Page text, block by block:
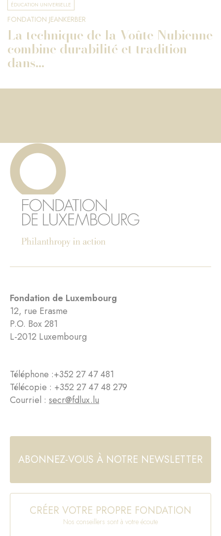
ÉDUCATION UNIVERSELLE
FONDATION JEANKERBER
La technique de la Voûte Nubienne
combine durabilité et tradition
dans...
Fondation de Luxembourg
12, rue Erasme
P.O. Box 281
L-2012 Luxembourg
Téléphone :+352 27 47 481
Télécopie : +352 27 47 48 279
Courriel : secr@fdlux.lu
ABONNEZ-VOUS À NOTRE NEWSLETTER
CRÉER VOTRE PROPRE FONDATION
Nos conseillers sont à votre écoute